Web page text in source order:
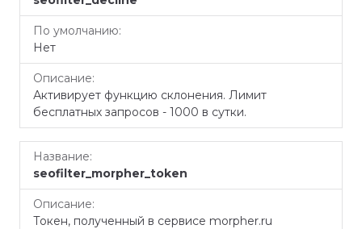
Нет
Активирует функцию склонения. Лимит
бесплатных запросов - 1000 в сутки.
seofilter_morpher_token
Токен, полученный в сервисе morpher.ru